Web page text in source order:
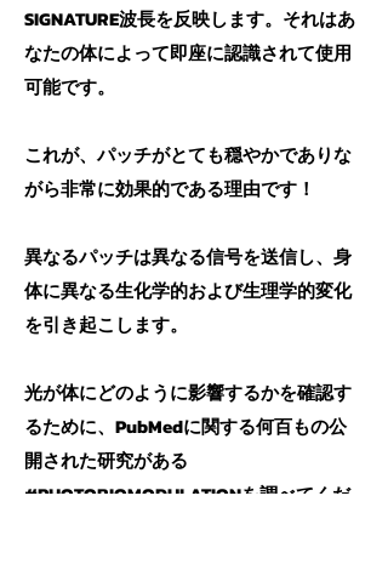
SIGNATURE波長を反映します。それはあ
なたの体によって即座に認識されて使用
可能です。
これが、パッチがとても穏やかでありな
がら非常に効果的である理由です！
異なるパッチは異なる信号を送信し、身
体に異なる生化学的および生理学的変化
を引き起こします。
光が体にどのように影響するかを確認す
るために、PubMedに関する何百もの公
開された研究がある
#PHOTOBIOMODULATIONを調べてくだ